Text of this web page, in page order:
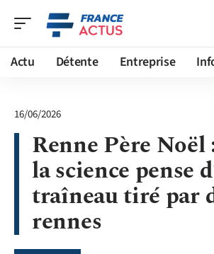
Actu Détente Entreprise
16/06/2026
Renne Père Noël
la science pense
traîneau tiré par
rennes